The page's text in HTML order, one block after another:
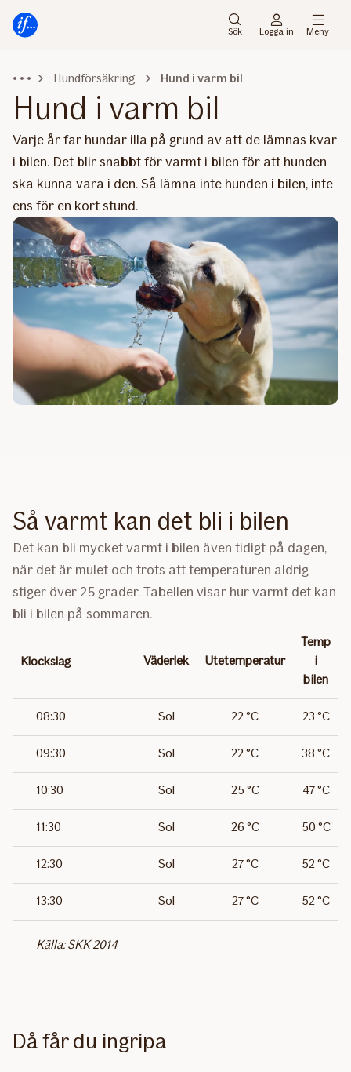
direkt
huvudmenyn
direkt
innehåll
Sök Logga in Meny
Hundförsäkring Hund i varm bil
Hund i varm bil
Varje år far hundar illa på grund av att de lämnas kvar
i bilen. Det blir snabbt för varmt i bilen för att hunden
ska kunna vara i den. Så lämna inte hunden i bilen, inte
ens för en kort stund.
Så varmt kan det bli i bilen
Det kan bli mycket varmt i bilen även tidigt på dagen,
när det är mulet och trots att temperaturen aldrig
stiger över 25 grader. Tabellen visar hur varmt det kan
bli i bilen på sommaren.
Klockslag Väderlek Utetemperatur
Temp
i
bilen
08:30 Sol 22 °C 23 °C
​09:30 Sol 22 °C ​38 °C
10:30 Sol 25 °C 47 °C
11:30 Sol 26 °C 50 °C
12:30 Sol 27 °C 52 °C
13:30 Sol 27 °C 52 °C
Källa: SKK 2014
inte
inte
inte
Då får du ingripa